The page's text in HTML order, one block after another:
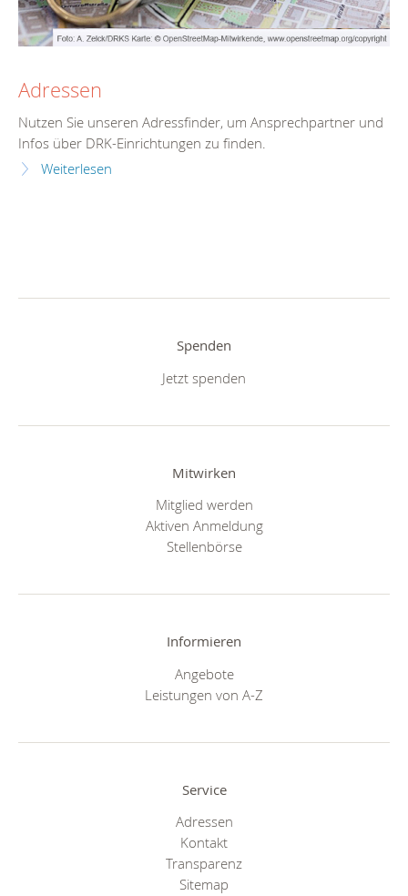
Adressen
Nutzen Sie unseren Adressfinder, um Ansprechpartner und
Infos über DRK-Einrichtungen zu finden.
Weiterlesen
Spenden
Jetzt spenden
Mitwirken
Mitglied werden
Aktiven Anmeldung
Stellenbörse
Informieren
Angebote
Leistungen von A-Z
Service
Adressen
Kontakt
Transparenz
Sitemap